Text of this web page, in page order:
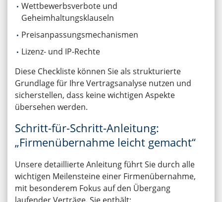
Wettbewerbsverbote und
Geheimhaltungsklauseln
Preisanpassungsmechanismen
Lizenz- und IP-Rechte
Diese Checkliste können Sie als strukturierte
Grundlage für Ihre Vertragsanalyse nutzen und
sicherstellen, dass keine wichtigen Aspekte
übersehen werden.
Schritt-für-Schritt-Anleitung:
„Firmenübernahme leicht gemacht“
Unsere detaillierte Anleitung führt Sie durch alle
wichtigen Meilensteine einer Firmenübernahme,
mit besonderem Fokus auf den Übergang